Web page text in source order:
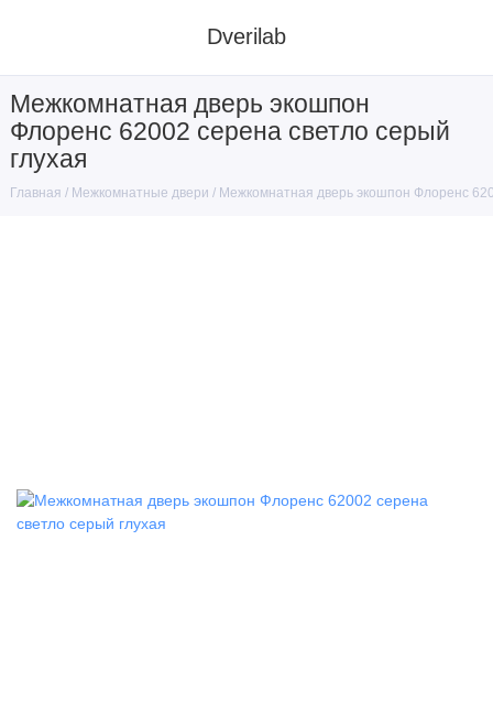
Dverilab
Межкомнатная дверь экошпон
Флоренс 62002 серена светло серый
глухая
Главная Межкомнатные двери Межкомнатная дверь экошпон Флоренс